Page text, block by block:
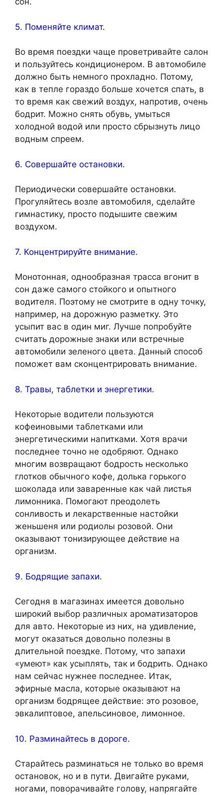
5. Поменяйте климат.
Во время поездки чаще проветривайте салон
и пользуйтесь кондиционером. В автомобиле
должно быть немного прохладно. Потому,
как в тепле гораздо больше хочется спать, в
то время как свежий воздух, напротив, очень
бодрит. Можно снять обувь, умыться
холодной водой или просто сбрызнуть лицо
водным спреем.
6. Совершайте остановки.
Периодически совершайте остановки.
Прогуляйтесь возле автомобиля, сделайте
гимнастику, просто подышите свежим
воздухом.
7. Концентрируйте внимание.
Монотонная, однообразная трасса вгонит в
сон даже самого стойкого и опытного
водителя. Поэтому не смотрите в одну точку,
например, на дорожную разметку. Это
усыпит вас в один миг. Лучше попробуйте
считать дорожные знаки или встречные
автомобили зеленого цвета. Данный способ
поможет вам сконцентрировать внимание.
8. Травы, таблетки и энергетики.
Некоторые водители пользуются
кофеиновыми таблетками или
энергетическими напитками. Хотя врачи
последнее точно не одобряют. Однако
многим возвращают бодрость несколько
глотков обычного кофе, долька горького
шоколада или заваренные как чай листья
лимонника. Помогают преодолеть
сонливость и лекарственные настойки
женьшеня или родиолы розовой. Они
оказывают тонизирующее действие на
организм.
9. Бодрящие запахи.
Сегодня в магазинах имеется довольно
широкий выбор различных ароматизаторов
для авто. Некоторые из них, на удивление,
могут оказаться довольно полезны в
длительной поездке. Потому, что запахи
«умеют» как усыплять, так и бодрить. Однако
нам сейчас нужнее последнее. Итак,
эфирные масла, которые оказывают на
организм бодрящее действие: это розовое,
эвкалиптовое, апельсиновое, лимонное.
10. Разминайтесь в дороге.
Старайтесь разминаться не только во время
остановок, но и в пути. Двигайте руками,
ногами, поворачивайте голову, напрягайте